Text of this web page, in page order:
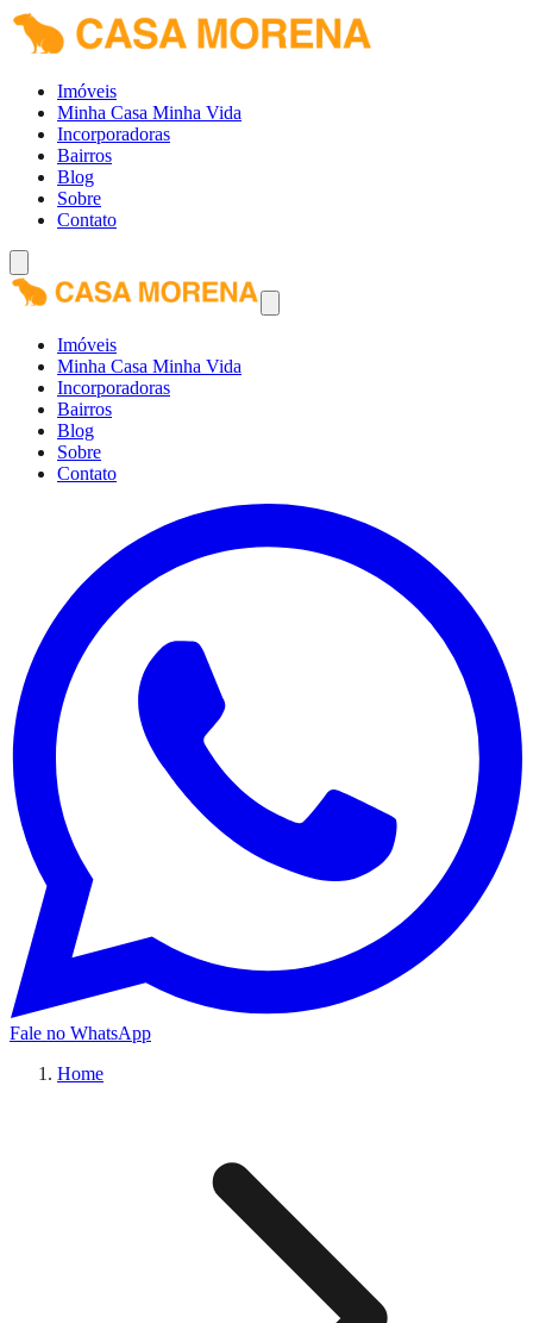
Imóveis
Minha Casa Minha Vida
Incorporadoras
Bairros
Blog
Sobre
Contato
Imóveis
Minha Casa Minha Vida
Incorporadoras
Bairros
Blog
Sobre
Contato
Fale no WhatsApp
Home